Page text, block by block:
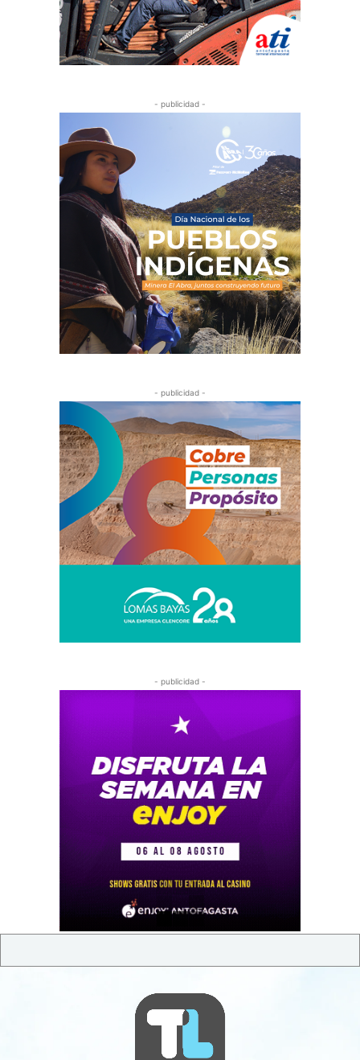
- publicidad -
- publicidad -
- publicidad -